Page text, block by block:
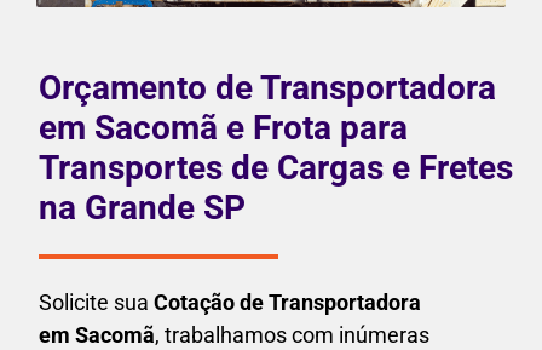
Orçamento de Transportadora
em Sacomã e Frota para
Transportes de Cargas e Fretes
na Grande SP
Solicite sua Cotação de Transportadora
em Sacomã, trabalhamos com inúmeras